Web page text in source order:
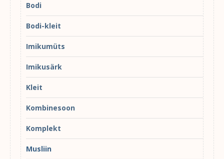
Bodi
Bodi-kleit
Imikumüts
Imikusärk
Kleit
Kombinesoon
Komplekt
Musliin